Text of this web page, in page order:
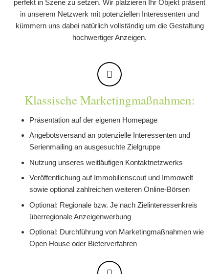
perfekt in Szene zu setzen. Wir platzieren Ihr Objekt präsent
in unserem Netzwerk mit potenziellen Interessenten und
kümmern uns dabei natürlich vollständig um die Gestaltung
hochwertiger Anzeigen.
Klassische Marketingmaßnahmen:
Präsentation auf der eigenen Homepage
Angebotsversand an potenzielle Interessenten und
Serienmailing an ausgesuchte Zielgruppe
Nutzung unseres weitläufigen Kontaktnetzwerks
Veröffentlichung auf Immobilienscout und Immowelt
sowie optional zahlreichen weiteren Online-Börsen
Optional: Regionale bzw. Je nach Zielinteressenkreis
überregionale Anzeigenwerbung
Optional: Durchführung von Marketingmaßnahmen wie
Open House oder Bieterverfahren